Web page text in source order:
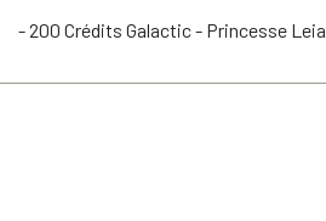
- 200 Crédits Galactic - Princesse Leia